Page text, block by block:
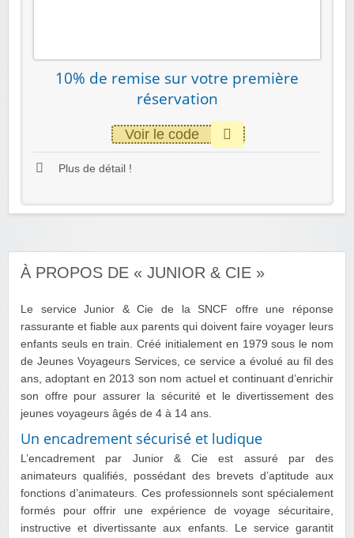
10% de remise sur votre première
réservation
Voir le code
Plus de détail !
À PROPOS DE « JUNIOR & CIE »
Le service Junior & Cie de la SNCF offre une réponse
rassurante et fiable aux parents qui doivent faire voyager leurs
enfants seuls en train. Créé initialement en 1979 sous le nom
de Jeunes Voyageurs Services, ce service a évolué au fil des
ans, adoptant en 2013 son nom actuel et continuant d’enrichir
son offre pour assurer la sécurité et le divertissement des
jeunes voyageurs âgés de 4 à 14 ans.
Un encadrement sécurisé et ludique
L’encadrement par Junior & Cie est assuré par des
animateurs qualifiés, possédant des brevets d’aptitude aux
fonctions d’animateurs. Ces professionnels sont spécialement
formés pour offrir une expérience de voyage sécuritaire,
instructive et divertissante aux enfants. Le service garantit